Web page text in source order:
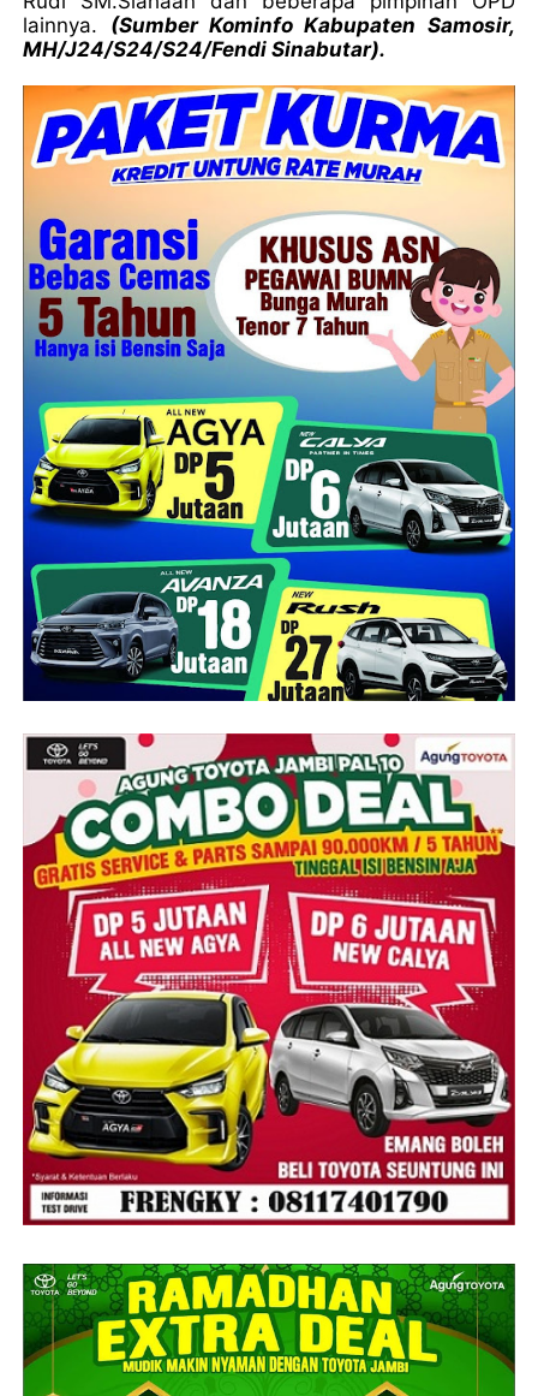
lainnya. (Sumber Kominfo Kabupaten Samosir,
MH/J24/S24/S24/Fendi Sinabutar).